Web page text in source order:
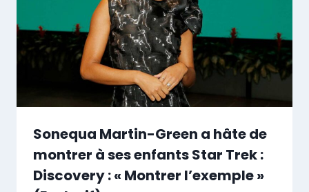
Sonequa Martin-Green a hâte de
montrer à ses enfants Star Trek :
Discovery : « Montrer l’exemple »